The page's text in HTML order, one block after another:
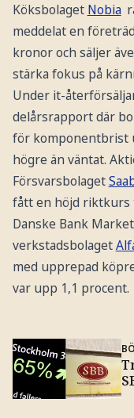
Köksbolaget Nobia
meddelat en
kronor och säljer
stärka fokus på
Under it-
delårsrapport där
för komponentbrist
högre än väntat.
Försvarsbolaget
fått en höjd riktkurs
Danske Bank
verkstadsbolaget
med upprepad
var upp 1,1 procent.